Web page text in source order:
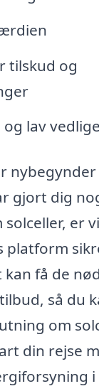
tilskud og
lav
gjort dig
er
platform
få de
så du
om
din rejse
i